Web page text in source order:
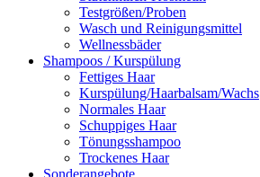
Testgrößen/Proben
Wasch und Reinigungsmittel
Wellnessbäder
Shampoos / Kurspülung
Fettiges Haar
Kurspülung/Haarbalsam/Wachs
Normales Haar
Schuppiges Haar
Tönungsshampoo
Trockenes Haar
Sonderangebote